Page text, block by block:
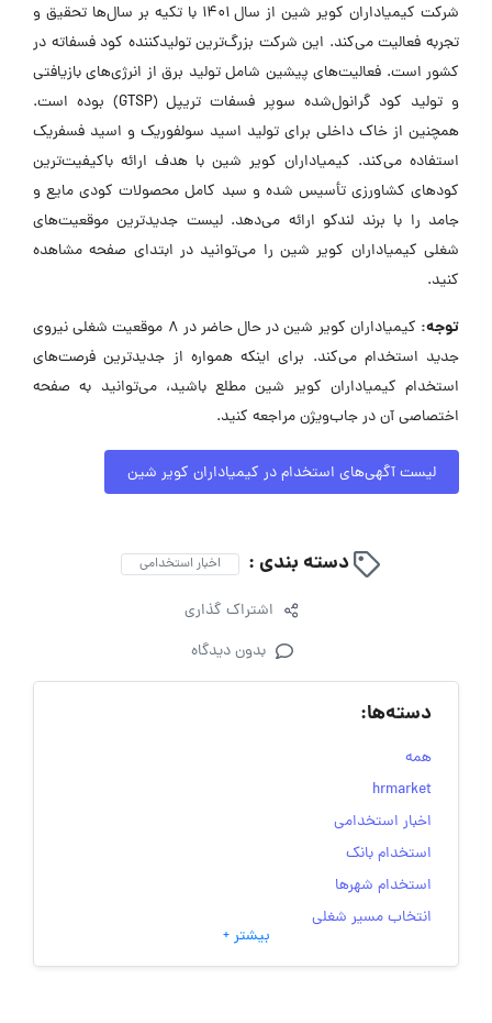
شرکت کیمیا‌داران کویر شین از سال 1401 با تکیه بر سال‌ها تحقیق و
تجربه فعالیت می‌کند. این شرکت بزرگ‌ترین تولیدکننده کود فسفاته در
کشور است. فعالیت‌های پیشین شامل تولید برق از انرژی‌های بازیافتی
و تولید کود گرانول‌شده سوپر فسفات تریپل (GTSP) بوده است.
همچنین از خاک داخلی برای تولید اسید سولفوریک و اسید فسفریک
استفاده می‌کند. کیمیا‌داران کویر شین با هدف ارائه باکیفیت‌ترین
کودهای کشاورزی تأسیس شده و سبد کامل محصولات کودی مایع و
جامد را با برند لندکو ارائه می‌دهد. لیست جدیدترین موقعیت‌های
شغلی کیمیاداران کویر شین را می‌توانید در ابتدای صفحه مشاهده
کنید.
توجه:
کیمیاداران کویر شین در حال حاضر در ۸ موقعیت شغلی نیروی
جدید استخدام می‌کند. برای اینکه همواره از جدیدترین فرصت‌های
استخدام کیمیاداران کویر شین مطلع باشید، می‌توانید به صفحه
اختصاصی آن در جاب‌ویژن مراجعه کنید.
لیست آگهی‌های استخدام در کیمیاداران کویر شین
دسته بندی : اخبار استخدامی
اشتراک گذاری
بدون دیدگاه
دسته‌ها:
همه
hrmarket
اخبار استخدامی
استخدام بانک
استخدام شهرها
انتخاب مسیر شغلی
به‌روزرسانی‌های سایت (کارجویی)
بیشتر +